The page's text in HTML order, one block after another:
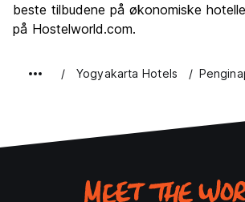
beste tilbudene på økonomiske
på Hostelworld.com.
Yogyakarta Hotels